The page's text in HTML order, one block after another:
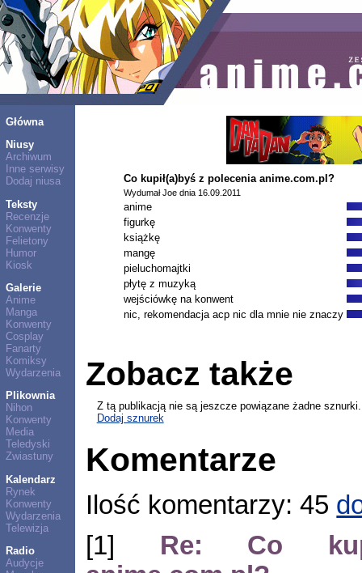
Główna
Niusy
Archiwum
Inne serwisy
Dodaj niusa
Teksty
Recenzje
Konwenty
Felietony
Humor
Kiosk
Galerie
Anime
Manga
Konwenty
Cosplay
Fanarty
Komiksy
Wydarzenia
Plikownia
Nihon
Konwenty
Media
Teledyski
Zwiastuny
Kalendarz
Rynek
Konwenty
Wydarzenia
Telewizja
Radio
Audycje
Co kupił(a)byś z polecenia anime.com.pl?
Wydumał Joe dnia 16.09.2011
anime
figurkę
książkę
mangę
pieluchomajtki
płytę z muzyką
wejściówkę na konwent
nic, rekomendacja acp nic dla mnie nie znaczy
Zobacz także
Z tą publikacją nie są jeszcze powiązane żadne sznurki.
Dodaj sznurek
Komentarze
Ilość komentarzy: 45
[1] Re: Co